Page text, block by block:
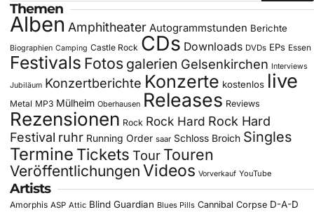
Themen
Alben Amphitheater Autogrammstunden Berichte
Biographien Camping Castle Rock CDs Downloads DVDs EPs Essen
Festivals Fotos galerien Gelsenkirchen Interviews
Jubiläum Konzertberichte Konzerte kostenlos live
Metal MP3 Mülheim Oberhausen Releases Reviews
Rezensionen Rock Rock Hard Rock Hard
Festival ruhr Running Order saar Schloss Broich Singles
Termine Tickets Tour Touren
Veröffentlichungen Videos Vorverkauf YouTube
Artists
Amorphis ASP Attic Blind Guardian Blues Pills Cannibal Corpse D-A-D